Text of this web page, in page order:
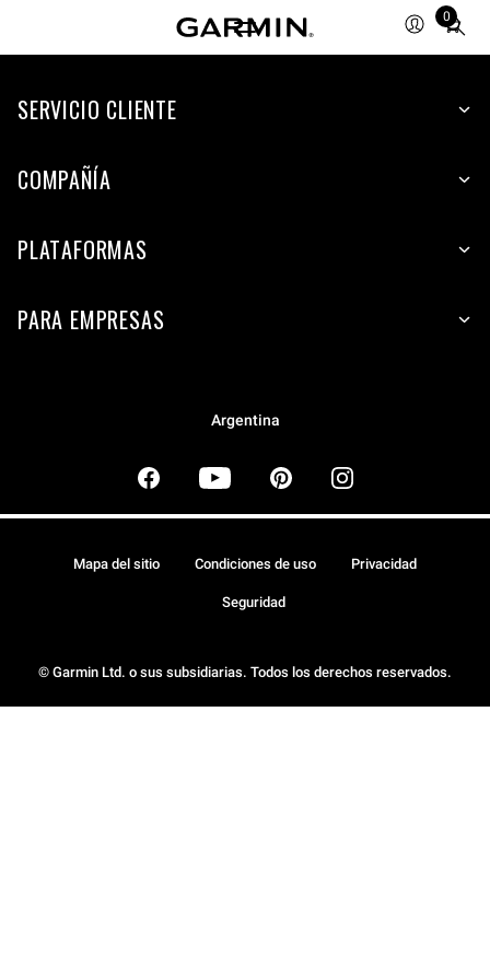
0
Total
items
cart:
SERVICIO CLIENTE
COMPAÑÍA
PLATAFORMAS
PARA EMPRESAS
Argentina
© Garmin Ltd. o sus subsidiarias. Todos los derechos reservados.
Mapa del sitio Condiciones de uso Privacidad
Seguridad